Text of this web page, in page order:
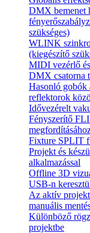
DMX bemenet
szükséges)
WLINK
(kiegészítő
MIDI vezérlő
DMX csatorna
Hasonló gobók
reflektorok
Idővezérelt
Fényszerítő
Fixture SPLIT
Projekt és
alkalmazással
Offline 3D
USB-n
Az aktív
manuális
Különböző
projektbe